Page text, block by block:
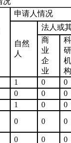
申请人情况
自然
人
法人或
商
业
企
业
科
研
机
构
1 0
0
0 0 0
1 0
0
0 0 0
0 0
0